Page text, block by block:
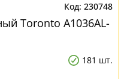
230748
Toronto A1036AL-
181 шт.